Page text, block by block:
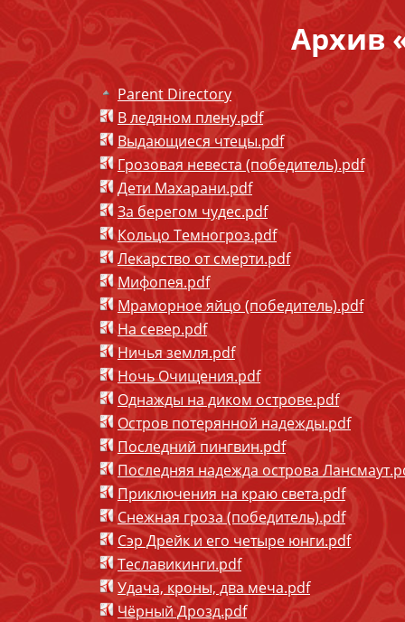
Архив
Parent Directory
В ледяном плену.pdf
Выдающиеся чтецы.pdf
Грозовая невеста (победитель).pdf
Дети Махарани.pdf
За берегом чудес.pdf
Кольцо Темногроз.pdf
Лекарство от смерти.pdf
Мифопея.pdf
Мраморное яйцо (победитель).pdf
На север.pdf
Ничья земля.pdf
Ночь Очищения.pdf
Однажды на диком острове.pdf
Остров потерянной надежды.pdf
Последний пингвин.pdf
Последняя надежда острова
Приключения на краю света.pdf
Снежная гроза (победитель).pdf
Сэр Дрейк и его четыре юнги.pdf
Теславикинги.pdf
Удача, кроны, два меча.pdf
Чёрный Дрозд.pdf